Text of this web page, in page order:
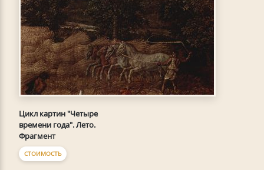
Цикл картин "Четыре
времени года". Лето.
Фрагмент
СТОИМОСТЬ